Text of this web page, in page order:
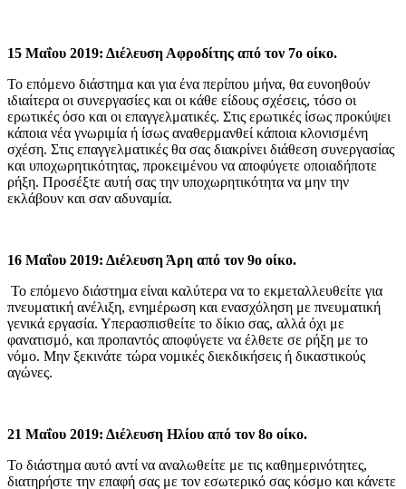
15 Μαΐου 2019: Διέλευση Αφροδίτης από τον 7ο οίκο.
Το επόμενο διάστημα και για ένα περίπου μήνα, θα ευνοηθούν
ιδιαίτερα οι συνεργασίες και οι κάθε είδους σχέσεις, τόσο οι
ερωτικές όσο και οι επαγγελματικές. Στις ερωτικές ίσως προκύψει
κάποια νέα γνωριμία ή ίσως αναθερμανθεί κάποια κλονισμένη
σχέση. Στις επαγγελματικές θα σας διακρίνει διάθεση συνεργασίας
και υποχωρητικότητας, προκειμένου να αποφύγετε οποιαδήποτε
ρήξη. Προσέξτε αυτή σας την υποχωρητικότητα να μην την
εκλάβουν και σαν αδυναμία.
16 Μαΐου 2019: Διέλευση Άρη από τον 9ο οίκο.
Το επόμενο διάστημα είναι καλύτερα να το εκμεταλλευθείτε για
πνευματική ανέλιξη, ενημέρωση και ενασχόληση με πνευματική
γενικά εργασία. Υπερασπισθείτε το δίκιο σας, αλλά όχι με
φανατισμό, και προπαντός αποφύγετε να έλθετε σε ρήξη με το
νόμο. Μην ξεκινάτε τώρα νομικές διεκδικήσεις ή δικαστικούς
αγώνες.
21 Μαΐου 2019: Διέλευση Ηλίου από τον 8ο οίκο.
Το διάστημα αυτό αντί να αναλωθείτε με τις καθημερινότητες,
διατηρήστε την επαφή σας με τον εσωτερικό σας κόσμο και κάνετε